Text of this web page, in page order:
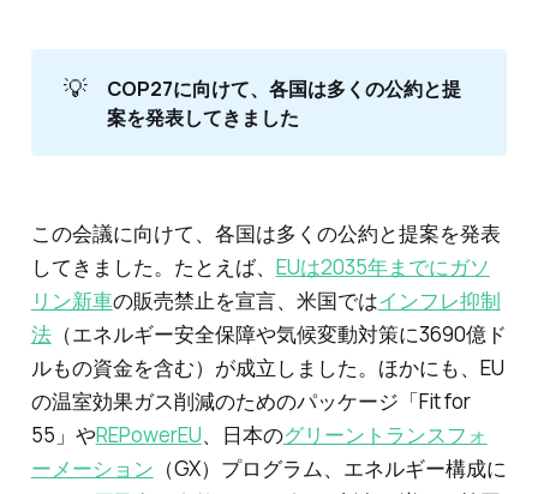
💡
COP27に向けて、各国は多くの公約と提
案を発表してきました
この会議に向けて、各国は多くの公約と提案を発表
してきました。たとえば、 EUは2035年までにガソ
リン新車の販売禁止を宣言、米国ではインフレ抑制
法（エネルギー安全保障や気候変動対策に3690億ド
ルもの資金を含む）が成立しました。ほかにも、EU
の温室効果ガス削減のためのパッケージ「Fit for
55」やREPowerEU、日本のグリーントランスフォ
ーメーション （GX）プログラム、エネルギー構成に